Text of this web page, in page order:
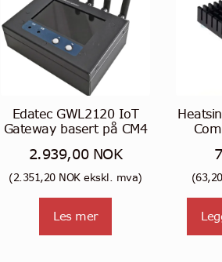
Edatec GWL2120 IoT
Gateway basert på CM4
2.939,00 NOK
(2.351,20 NOKekskl. mva)
Les mer
(63,20